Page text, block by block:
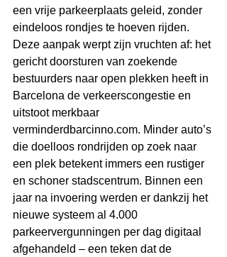
een vrije parkeerplaats geleid, zonder
eindeloos rondjes te hoeven rijden.
Deze aanpak werpt zijn vruchten af: het
gericht doorsturen van zoekende
bestuurders naar open plekken heeft in
Barcelona de verkeerscongestie en
uitstoot merkbaar
verminderdbarcinno.com. Minder auto’s
die doelloos rondrijden op zoek naar
een plek betekent immers een rustiger
en schoner stadscentrum. Binnen een
jaar na invoering werden er dankzij het
nieuwe systeem al 4.000
parkeervergunningen per dag digitaal
afgehandeld – een teken dat de